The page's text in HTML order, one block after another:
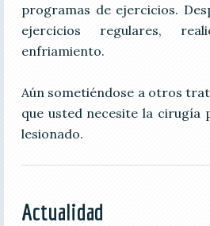
programas de ejercicios.
ejercicios regulares,
enfriamiento.
Aún sometiéndose a otros
que usted necesite la cirugía
lesionado.
Actualidad